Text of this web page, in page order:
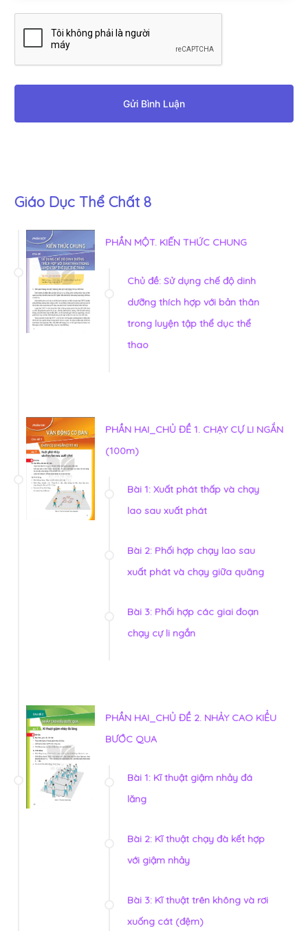
Gửi Bình Luận
Giáo Dục Thể Chất 8
PHẦN MỘT. KIẾN THỨC CHUNG
Chủ đề: Sử dụng chế độ dinh
dưỡng thích hợp với bản thân
trong luyện tập thể dục thể
thao
PHẦN HAI_CHỦ ĐỀ 1. CHẠY CỰ LI NGẮN
(100m)
Bài 1: Xuất phát thấp và chạy
lao sau xuất phát
Bài 2: Phối hợp chạy lao sau
xuất phát và chạy giữa quãng
Bài 3: Phối hợp các giai đoạn
chạy cự li ngắn
PHẦN HAI_CHỦ ĐỀ 2. NHẢY CAO KIỂU
BƯỚC QUA
Bài 1: Kĩ thuật giậm nhảy đá
lăng
Bài 2: Kĩ thuật chạy đà kết hợp
với giậm nhảy
Bài 3: Kĩ thuật trên không và rơi
xuống cát (đệm)